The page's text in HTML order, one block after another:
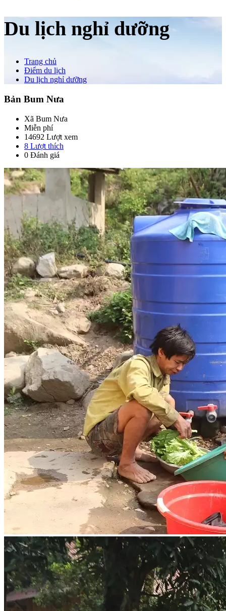
Du lịch nghỉ dưỡng
Trang chủ
Điểm du lịch
Du lịch nghỉ dưỡng
Bản Bum Nưa
Xã Bum Nưa
Miễn phí
14692 Lượt xem
8 Lượt thích
0 Đánh giá